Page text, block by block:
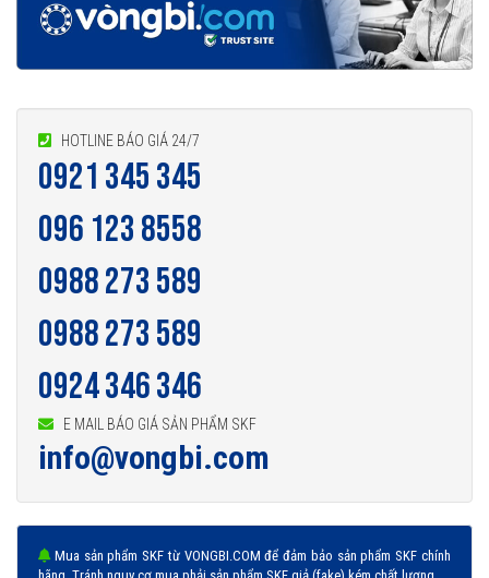
HOTLINE BÁO GIÁ 24/7
0921 345 345
096 123 8558
0988 273 589
0988 273 589
0924 346 346
E MAIL BÁO GIÁ SẢN PHẨM SKF
info@vongbi.com
Mua sản phẩm SKF từ VONGBI.COM để đảm bảo sản phẩm SKF chính